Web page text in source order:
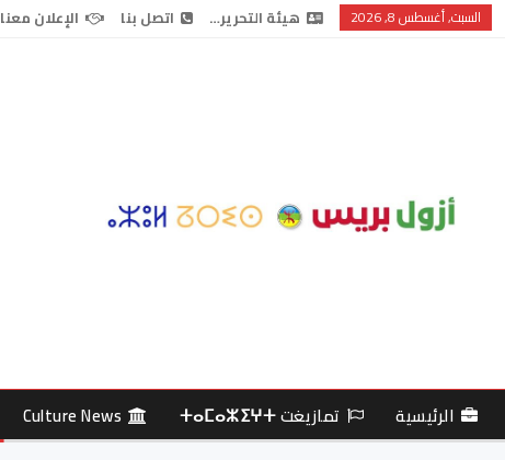
السبت, أغسطس 8, 2026 هيئة التحرير… اتصل بنا الإعلان معنا
الرئيسية تمازيغت ⵜⴰⵎⴰⵣⵉⵖⵜ Culture News